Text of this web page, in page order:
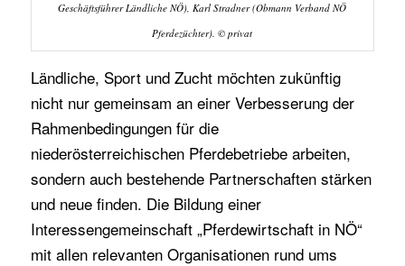
Geschäftsführer Ländliche NÖ), Karl Stradner (Obmann Verband NÖ
Pferdezüchter). © privat
Ländliche, Sport und Zucht möchten zukünftig
nicht nur gemeinsam an einer Verbesserung der
Rahmenbedingungen für die
niederösterreichischen Pferdebetriebe arbeiten,
sondern auch bestehende Partnerschaften stärken
und neue finden. Die Bildung einer
Interessengemeinschaft „Pferdewirtschaft in NÖ“
mit allen relevanten Organisationen rund ums